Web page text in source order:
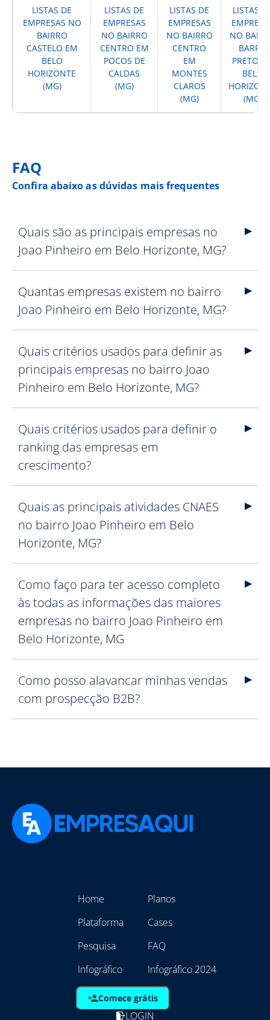
LISTAS DE
EMPRESAS NO
BAIRRO
CASTELO EM
BELO
HORIZONTE
(MG)
LISTAS DE
EMPRESAS
NO BAIRRO
CENTRO EM
POCOS DE
CALDAS
(MG)
LISTAS DE
EMPRESAS
NO BAIRRO
CENTRO
EM
MONTES
CLAROS
(MG)
LISTAS
NO
BARRO
PRETO
BELO
(MG)
FAQ
Confira abaixo as dúvidas mais frequentes
Quais são as principais empresas no
Joao Pinheiro em Belo Horizonte, MG?
Quantas empresas existem no bairro
Joao Pinheiro em Belo Horizonte, MG?
Quais critérios usados para definir as
principais empresas no bairro Joao
Pinheiro em Belo Horizonte, MG?
Quais critérios usados para definir o
ranking das empresas em
crescimento?
Quais as principais atividades CNAES
no bairro Joao Pinheiro em Belo
Horizonte, MG?
Como faço para ter acesso completo
às todas as informações das maiores
empresas no bairro Joao Pinheiro em
Belo Horizonte, MG
Como posso alavancar minhas vendas
com prospecção B2B?
Home
Plataforma
Pesquisa
Infográfico
Planos
Cases
FAQ
Infográfico 2024
Comece grátis
LOGIN